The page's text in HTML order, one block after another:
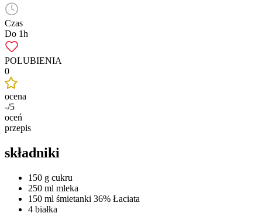
Czas
Do 1h
POLUBIENIA
0
ocena
-/5
oceń
przepis
składniki
150 g cukru
250 ml mleka
150 ml śmietanki 36% Łaciata
4 białka